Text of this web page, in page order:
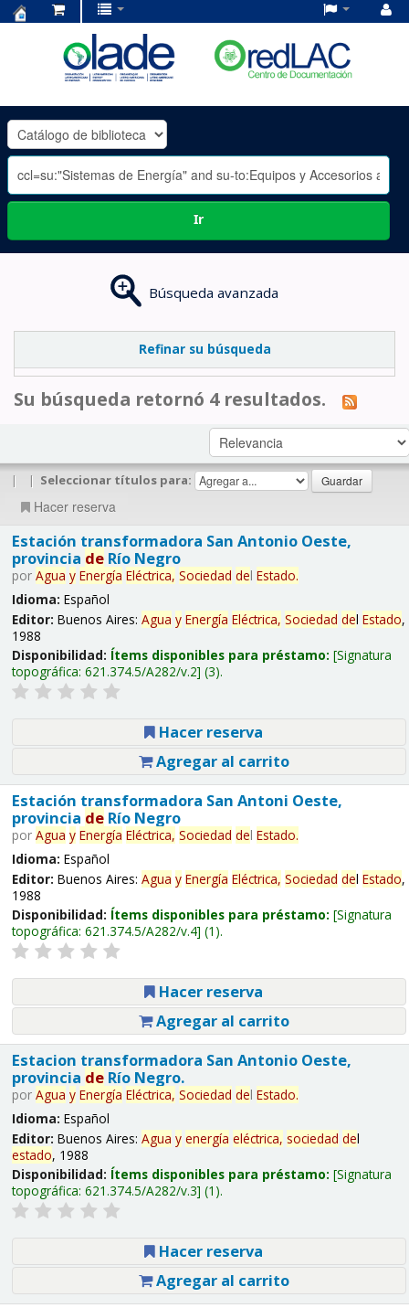
OLADE
-
Ir
Búsqueda avanzada
Refinar su búsqueda
Su búsqueda retornó 4 resultados.
| | Seleccionar títulos para:
Hacer reserva
Estación transformadora San Antonio Oeste,
provincia deRío Negro
por Agua y Energía Eléctrica, Sociedad del Estado.
Idioma: Español
Editor: Buenos Aires: Agua y Energía Eléctrica, Sociedad del Estado,
1988
Disponibilidad: Ítems disponibles para préstamo: Signatura
topográfica: 621.374.5/A282/v.2 (3).
Hacer reserva
Agregar al carrito
Estación transformadora San Antoni Oeste,
provincia deRío Negro
por Agua y Energía Eléctrica, Sociedad del Estado.
Idioma: Español
Editor: Buenos Aires: Agua y Energía Eléctrica, Sociedad del Estado,
1988
Disponibilidad: Ítems disponibles para préstamo: Signatura
topográfica: 621.374.5/A282/v.4 (1).
Hacer reserva
Agregar al carrito
Estacion transformadora San Antonio Oeste,
provincia deRío Negro.
por Agua y Energía Eléctrica, Sociedad del Estado.
Idioma: Español
Editor: Buenos Aires: Agua y energía eléctrica, sociedad del
estado, 1988
Disponibilidad: Ítems disponibles para préstamo: Signatura
topográfica: 621.374.5/A282/v.3 (1).
Hacer reserva
Agregar al carrito